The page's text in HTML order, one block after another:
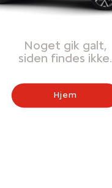
Noget gik galt,
siden findes ikke.
Hjem